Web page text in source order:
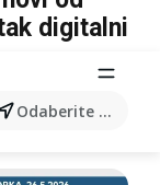
Odaberite grad
digitalni